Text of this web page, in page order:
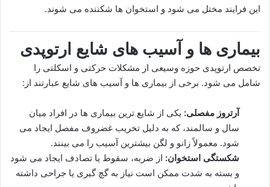
این فرایند مختل می شود و استخوان ها شکننده می شوند.
بیماری ها و آسیب های شایع ارتوپدی
تخصص ارتوپدی حوزه وسیعی از مشکلات حرکتی و اسکلتی را
شامل می شود. برخی از بیماری ها و آسیب های شایع عبارتند از:
آرتروز مفصلی: یکی از شایع ترین بیماری ها در افراد میان
سال و سالمند، که به دلیل تخریب غضروف مفصل ایجاد می
شود. معمولاً زانو و لگن بیشترین آسیب را می بینند.
شکستگی استخوان: از ضربه، سقوط یا تصادف ایجاد می شود
و بسته به شدت ممکن است نیاز به گچ گیری یا جراحی داشته